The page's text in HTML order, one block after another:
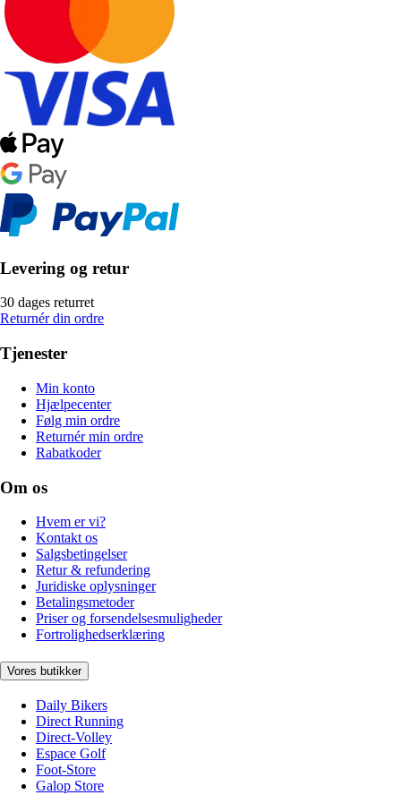
Levering og retur
30 dages returret
Returnér din ordre
Tjenester
Min konto
Hjælpecenter
Følg min ordre
Returnér min ordre
Rabatkoder
Om os
Hvem er vi?
Kontakt os
Salgsbetingelser
Retur & refundering
Juridiske oplysninger
Betalingsmetoder
Priser og forsendelsesmuligheder
Fortrolighedserklæring
Vores butikker
Daily Bikers
Direct Running
Direct-Volley
Espace Golf
Foot-Store
Galop Store